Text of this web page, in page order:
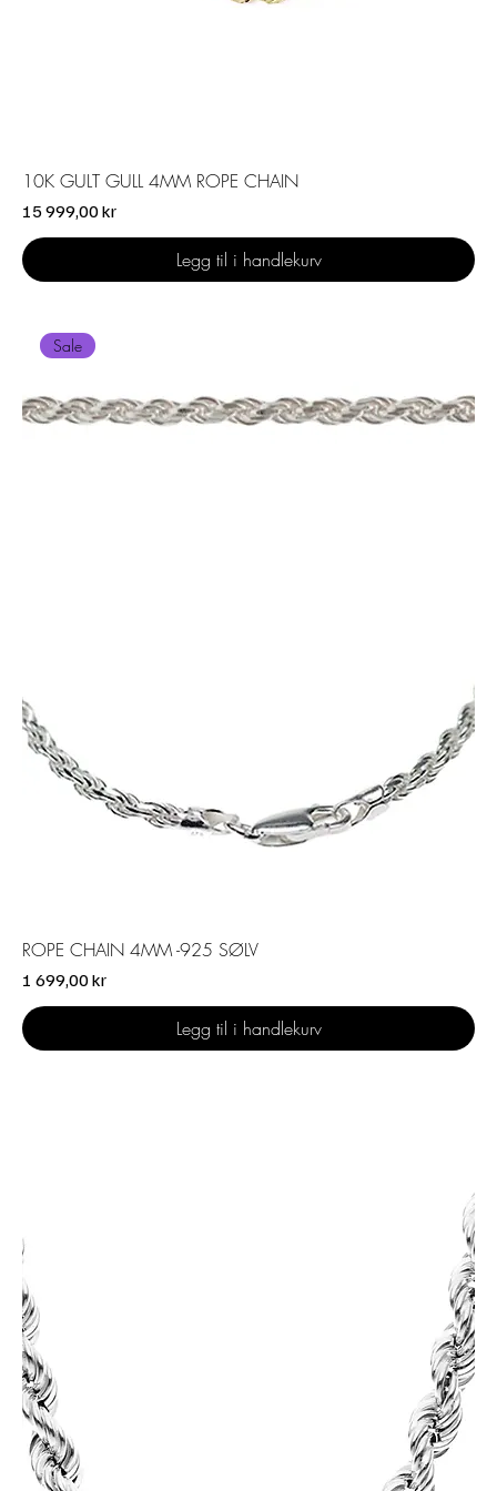
10K GULT GULL 4MM ROPE CHAIN
Pris
15 999,00 kr
Legg til i handlekurv
Sale
ROPE CHAIN 4MM -925 SØLV
Pris
1 699,00 kr
Legg til i handlekurv